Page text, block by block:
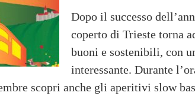
Dopo il successo
coperto di Trieste torna
buoni e sostenibili, con
interessante. Durante
scopri anche gli aperitivi slow